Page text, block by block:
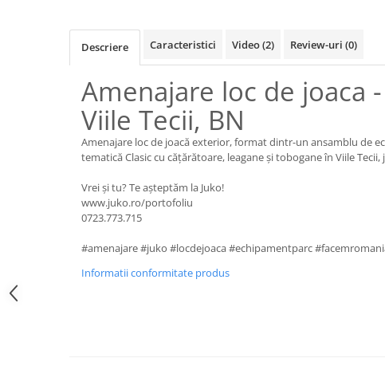
Ghivece din beton
Stalpi stradali
Stalpi / bolarzi de delimitare
pentru trotuar
Cismea stradala / gradina
Tomberoane si Pubele de Gunoi
Magazie pubele / tomberoane
Mobilier urban DIZABILITATI
Descriere Caracteristici Video(2) Review-uri (0)
Amenajare loc de joaca
Viile Tecii, BN
Amenajare loc de joacă exterior, format dintr-un ansamblu de
tematică Clasic cu cățărătoare, leagane și tobogane în Viile
Vrei și tu? Te așteptăm la Juko!
www.juko.ro/portofoliu
0723.773.715
#amenajare #juko #locdejoaca #echipamentparc
Informatii conformitate produs